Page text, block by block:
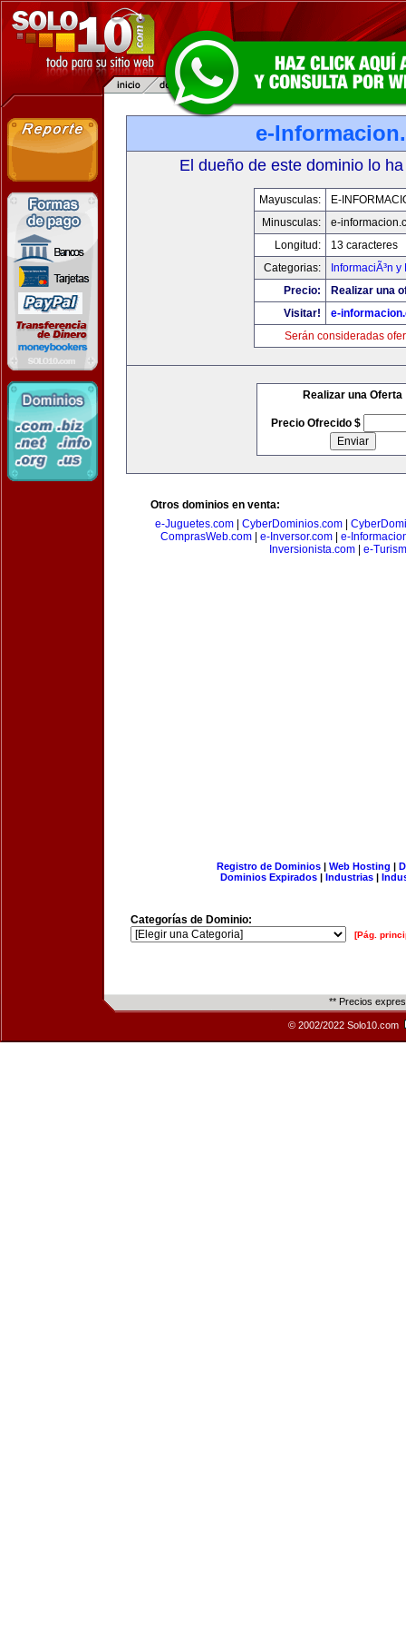
e-
El dueño de este dominio lo
Mayusculas:
E-
Minusculas:
e-
Longitud:
13 caracteres
Categorias:
InformaciÃ³n
Precio:
Realizar una
Visitar!
e-
Serán consideradas
Realizar una Oferta
Precio Ofrecido $
Otros dominios en venta:
e-Juguetes.com| CyberDominios.com|
ComprasWeb.com
e-Inversor.com
e-
Inversionista.com| e-
Registro de Dominios| Web Hosting |
Dominios Expirados | Industrias |
Categorías de Dominio:
[Pág.
** Precios
© 2002/2022 Solo10.com